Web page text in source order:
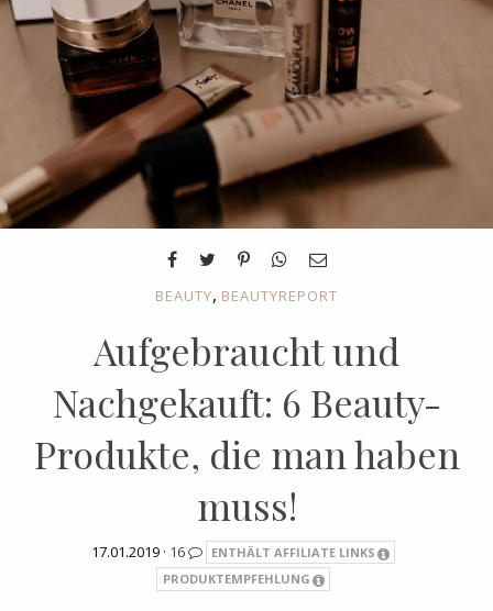
BEAUTY, BEAUTYREPORT
Aufgebraucht und
Nachgekauft: 6 Beauty-
Produkte, die man haben
muss!
17.01.2019 · 16
ENTHÄLT AFFILIATE LINKS
PRODUKTEMPFEHLUNG